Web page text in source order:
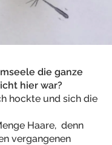
die ganze
hier war?
hockte und sich die
Haare, denn
vergangenen